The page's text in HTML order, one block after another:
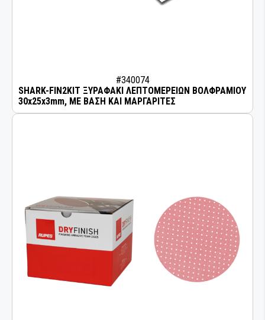
#340074
SHARK-FIN2KIT ΞΥΡΑΦΑΚΙ ΛΕΠΤΟΜΕΡΕΙΩΝ ΒΟΛΦΡΑΜΙΟΥ
30x25x3mm, ΜΕ ΒΑΣΗ ΚΑΙ ΜΑΡΓΑΡΙΤΕΣ